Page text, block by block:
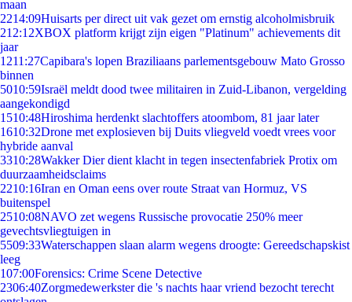
maan
2214:09Huisarts per direct uit vak gezet om ernstig alcoholmisbruik
212:12XBOX platform krijgt zijn eigen "Platinum" achievements dit
jaar
1211:27Capibara's lopen Braziliaans parlementsgebouw Mato Grosso
binnen
5010:59Israël meldt dood twee militairen in Zuid-Libanon, vergelding
aangekondigd
1510:48Hiroshima herdenkt slachtoffers atoombom, 81 jaar later
1610:32Drone met explosieven bij Duits vliegveld voedt vrees voor
hybride aanval
3310:28Wakker Dier dient klacht in tegen insectenfabriek Protix om
duurzaamheidsclaims
2210:16Iran en Oman eens over route Straat van Hormuz, VS
buitenspel
2510:08NAVO zet wegens Russische provocatie 250% meer
gevechtsvliegtuigen in
5509:33Waterschappen slaan alarm wegens droogte: Gereedschapskist
leeg
107:00Forensics: Crime Scene Detective
2306:40Zorgmedewerkster die 's nachts haar vriend bezocht terecht